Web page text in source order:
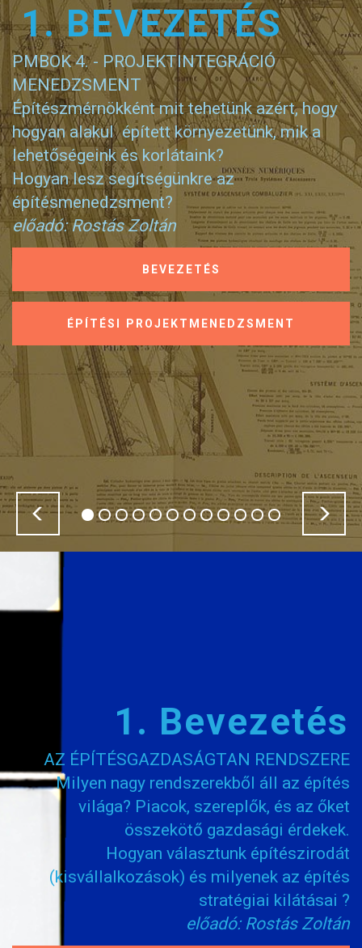
1. BEVEZETÉS
PMBOK 4. - PROJEKTINTEGRÁCIÓ
MENEDZSMENT
Építészmérnökként mit tehetünk azért, hogy
hogyan alakul épített környezetünk, mik a
lehetőségeink és korlátaink?
Hogyan lesz segítségünkre az
építésmenedzsment?
előadó: Rostás Zoltán
BEVEZETÉS
ÉPÍTÉSI PROJEKTMENEDZSMENT
Previous
1. Bevezetés
AZ ÉPÍTÉSGAZDASÁGTAN RENDSZERE
Milyen nagy rendszerekből áll az építés
világa? Piacok, szereplők, és az őket
összekötő gazdasági érdekek.
Hogyan választunk építészirodát
(kisvállalkozások) és milyenek az építés
stratégiai kilátásai ?
előadó: Rostás Zoltán